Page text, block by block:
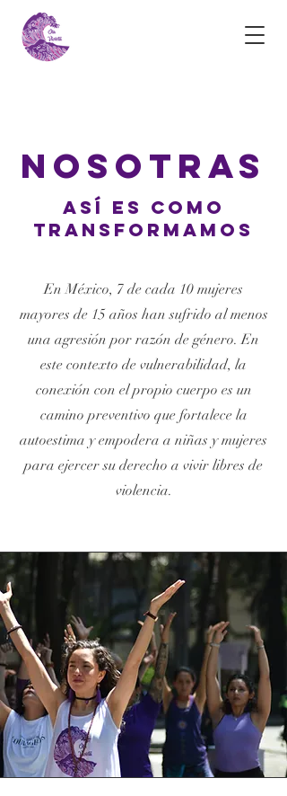
Nosotras
así es como
transformamos
En México, 7 de cada 10 mujeres
mayores de 15 años han sufrido al menos
una agresión por razón de género. En
este contexto de vulnerabilidad, la
conexión con el propio cuerpo es un
camino preventivo que fortalece la
autoestima y empodera a niñas y mujeres
para ejercer su derecho a vivir libres de
violencia.